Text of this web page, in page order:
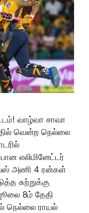
வாழ்வா சாவா
வென்ற நெல்லை
எலிமினேட்டர்
அணி 4 ரன்கள்
சுற்றுக்கு
8ம் தேதி
நெல்லை ராயல்